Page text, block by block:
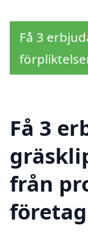
Få 3
Få 3
från
företag